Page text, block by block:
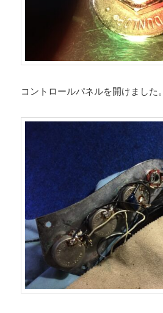
コントロールパネルを開けました。